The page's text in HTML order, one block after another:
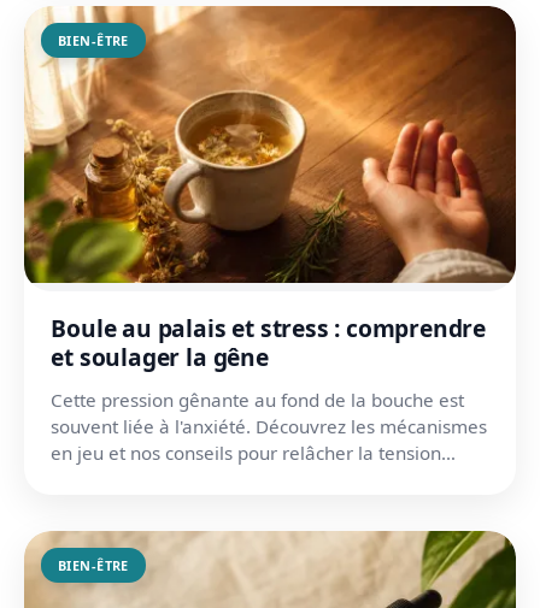
BIEN-ÊTRE
Boule au palais et stress : comprendre
et soulager la gêne
Cette pression gênante au fond de la bouche est
souvent liée à l'anxiété. Découvrez les mécanismes
en jeu et nos conseils pour relâcher la tension
BIEN-ÊTRE